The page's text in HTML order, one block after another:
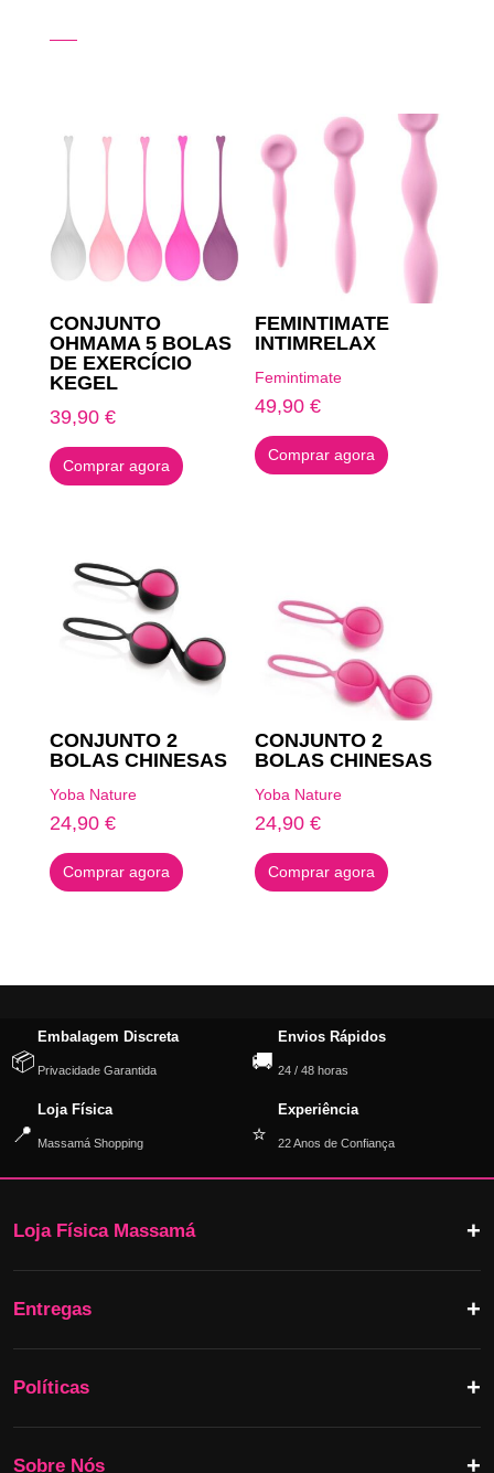
CONJUNTO
OHMAMA 5 BOLAS
DE EXERCÍCIO
KEGEL
39,90 €
Comprar agora
FEMINTIMATE
INTIMRELAX
Femintimate
49,90€
Comprar agora
CONJUNTO 2
BOLAS CHINESAS
Yoba Nature
24,90 €
Comprar agora
CONJUNTO 2
BOLAS CHINESAS
Yoba Nature
24,90€
Comprar agora
📦
Embalagem Discreta
Privacidade Garantida 🚚
Envios Rápidos
24 / 48 horas
📍
Loja Física
Massamá Shopping ⭐
Experiência
22 Anos de Confiança
Loja Física Massamá
Entregas
Políticas
Sobre Nós